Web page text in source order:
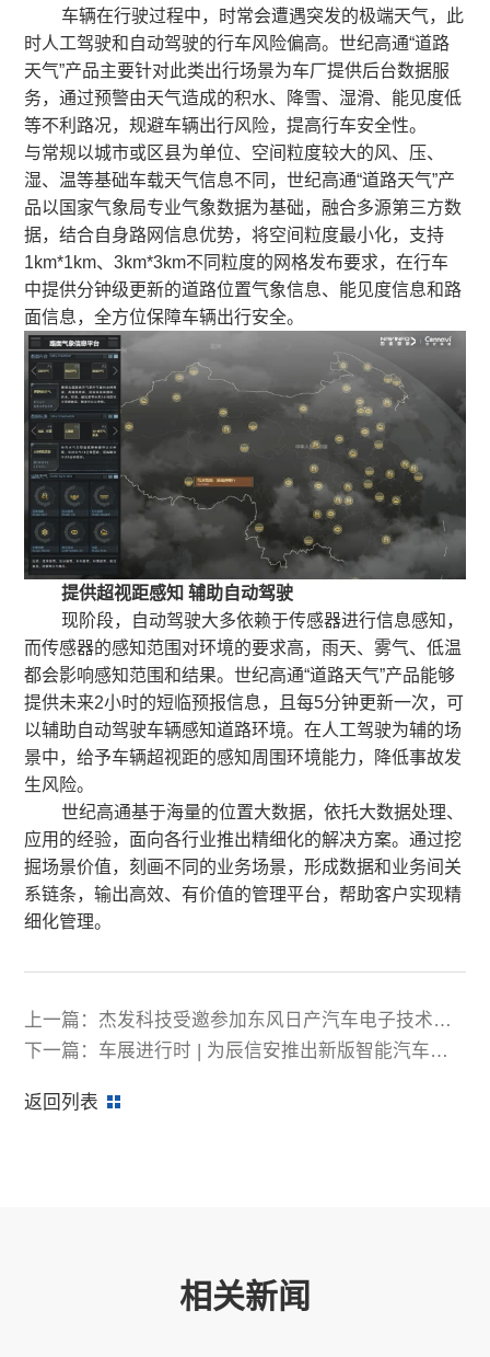
车辆在行驶过程中，时常会遭遇突发的极端天气，此
时人工驾驶和自动驾驶的行车风险偏高。世纪高通“道路
天气”产品主要针对此类出行场景为车厂提供后台数据服
务，通过预警由天气造成的积水、降雪、湿滑、能见度低
等不利路况，规避车辆出行风险，提高行车安全性。
与常规以城市或区县为单位、空间粒度较大的风、压、
湿、温等基础车载天气信息不同，世纪高通“道路天气”产
品以国家气象局专业气象数据为基础，融合多源第三方数
据，结合自身路网信息优势，将空间粒度最小化，支持
1km*1km、3km*3km不同粒度的网格发布要求，在行车
中提供分钟级更新的道路位置气象信息、能见度信息和路
面信息，全方位保障车辆出行安全。
提供超视距感知 辅助自动驾驶
现阶段，自动驾驶大多依赖于传感器进行信息感知，
而传感器的感知范围对环境的要求高，雨天、雾气、低温
都会影响感知范围和结果。世纪高通“道路天气”产品能够
提供未来2小时的短临预报信息，且每5分钟更新一次，可
以辅助自动驾驶车辆感知道路环境。在人工驾驶为辅的场
景中，给予车辆超视距的感知周围环境能力，降低事故发
生风险。
世纪高通基于海量的位置大数据，依托大数据处理、
应用的经验，面向各行业推出精细化的解决方案。通过挖
掘场景价值，刻画不同的业务场景，形成数据和业务间关
系链条，输出高效、有价值的管理平台，帮助客户实现精
细化管理。
上一篇：杰发科技受邀参加东风日产汽车电子技术展
示交流会
下一篇：车展进行时 | 为辰信安推出新版智能汽车安
返回列表
相关新闻